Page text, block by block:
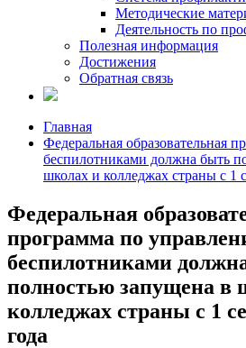
Методические
Деятельность по
Полезная информация
Достижения
Обратная связь
Главная
Федеральная образовательная
беспилотниками должна быть
школах и колледжах страны с 1
Федеральная
программа по
беспилотниками
полностью запущена в
колледжах страны с 1
года